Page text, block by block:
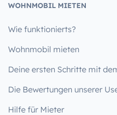
WOHNMOBIL MIETEN
Wie funktionierts?
Wohnmobil mieten
Deine ersten Schritte mit
Die Bewertungen unserer
Hilfe für Mieter